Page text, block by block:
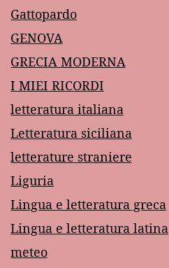
Gattopardo
GENOVA
GRECIA MODERNA
I MIEI RICORDI
letteratura italiana
Letteratura siciliana
letterature straniere
Liguria
Lingua e letteratura greca
Lingua e letteratura latina
meteo